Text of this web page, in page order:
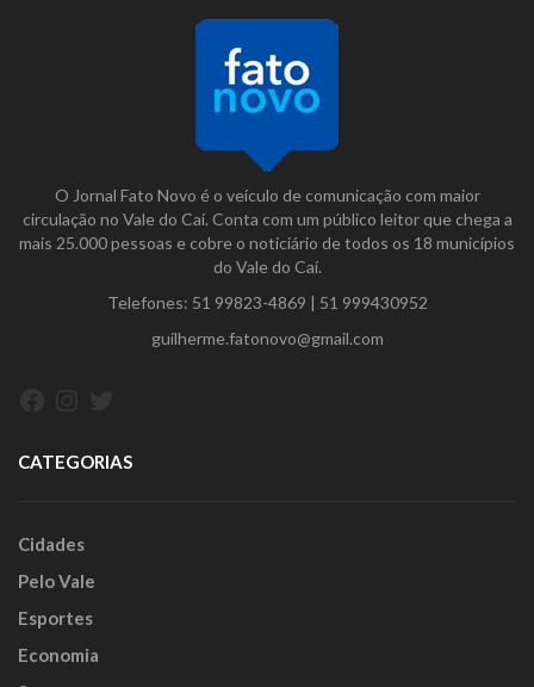
O Jornal Fato Novo é o veículo de comunicação com maior
circulação no Vale do Caí. Conta com um público leitor que chega a
mais 25.000 pessoas e cobre o noticiário de todos os 18 municípios
do Vale do Caí.
Telefones: 51 99823-4869 | 51 999430952
guilherme.fatonovo@gmail.com
CATEGORIAS
Cidades
Pelo Vale
Esportes
Economia